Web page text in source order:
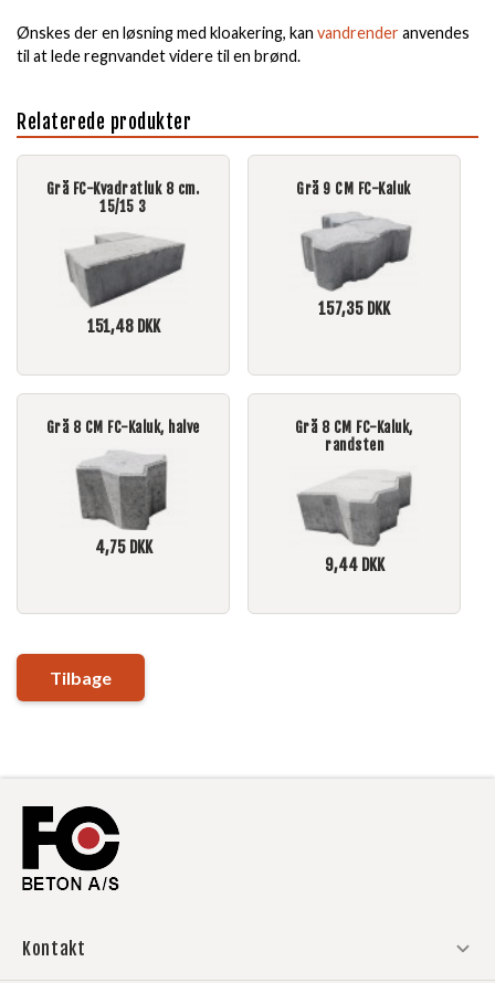
Ønskes der en løsning med kloakering, kan vandrenderanvendes
til at lede regnvandet videre til en brønd.
Relaterede produkter
Grå FC-Kvadratluk 8 cm.
15/15 3
151,48DKK
Grå 9 CM FC-Kaluk
157,35 DKK
Grå 8 CM FC-Kaluk, halve
4,75DKK
Grå 8 CM FC-Kaluk,
randsten
9,44DKK
Tilbage
Kontakt